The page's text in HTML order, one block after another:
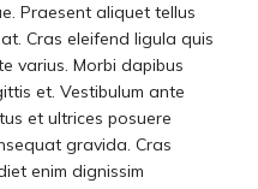
Praesent aliquet tellus
Cras eleifend ligula quis
varius. Morbi dapibus
et. Vestibulum ante
et ultrices posuere
gravida. Cras
enim dignissim